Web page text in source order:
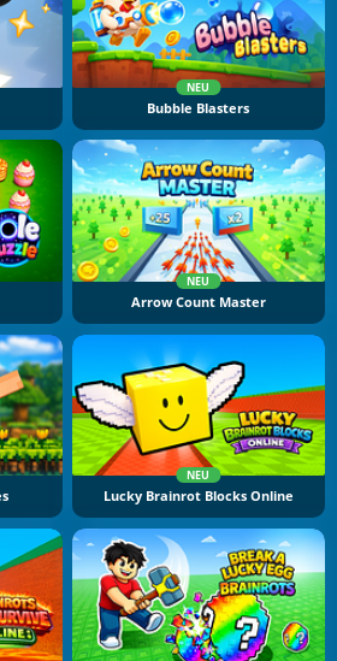
NEU
Bubble Blasters
NEU
Arrow Count Master
NEU
Lucky Brainrot Blocks Online